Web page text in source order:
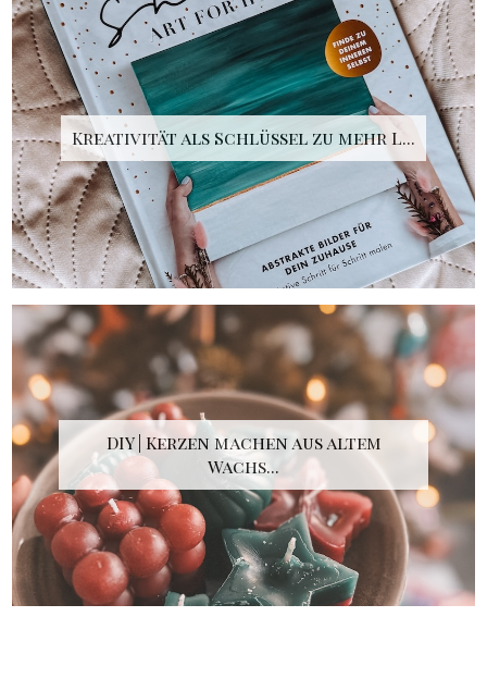
Kreativität als Schlüssel zu mehr L...
DIY | Kerzen machen aus altem
Wachs...